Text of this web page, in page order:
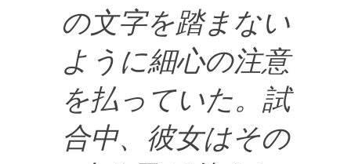
の文字を踏まない
ように細心の注意
を払っていた。試
合中、彼女はその